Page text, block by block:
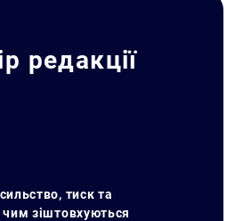
редакції
тиск та
зіштовхуються